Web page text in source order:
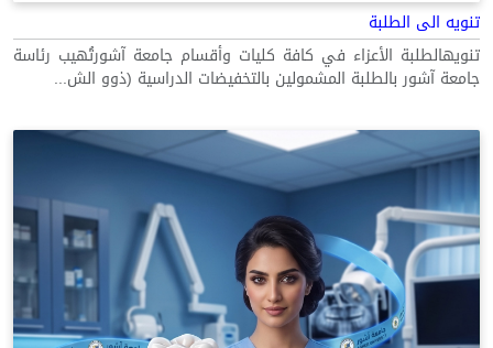
تنويه الى الطلبة
تنويهالطلبة الأعزاء في كافة كليات وأقسام جامعة آشورتُهيب رئاسة
جامعة آشور بالطلبة المشمولين بالتخفيضات الدراسية (ذوو الش...